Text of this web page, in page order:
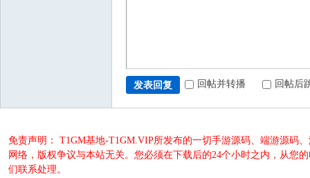
发表回复 回帖并转播 回帖后
免责声明： T1GM基地-T1GM.VIP所发布的一切手游源码、端游源码
网络，版权争议与本站无关。您必须在下载后的24个小时之内，从您
们联系处理。